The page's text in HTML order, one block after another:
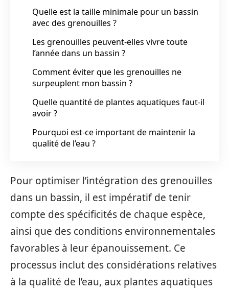
Quelle est la taille minimale pour un bassin
avec des grenouilles ?
Les grenouilles peuvent-elles vivre toute
l’année dans un bassin ?
Comment éviter que les grenouilles ne
surpeuplent mon bassin ?
Quelle quantité de plantes aquatiques faut-il
avoir ?
Pourquoi est-ce important de maintenir la
qualité de l’eau ?
Pour optimiser l’intégration des grenouilles
dans un bassin, il est impératif de tenir
compte des spécificités de chaque espèce,
ainsi que des conditions environnementales
favorables à leur épanouissement. Ce
processus inclut des considérations relatives
à la qualité de l’eau, aux plantes aquatiques